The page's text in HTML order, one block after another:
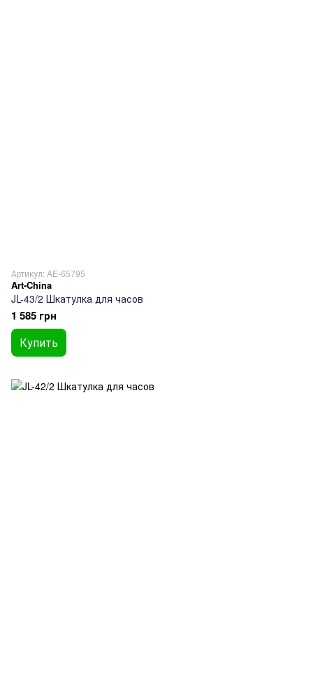
Артикул: AE-65795
Art-China
JL-43/2 Шкатулка для часов
1 585 грн
Купить